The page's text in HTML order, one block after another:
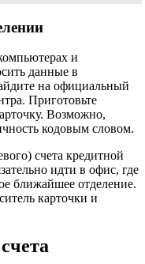
и
данные в
на официальный
Приготовьте
Возможно,
кодовым словом.
счета кредитной
идти в офис, где
ближайшее отделение.
карточки и